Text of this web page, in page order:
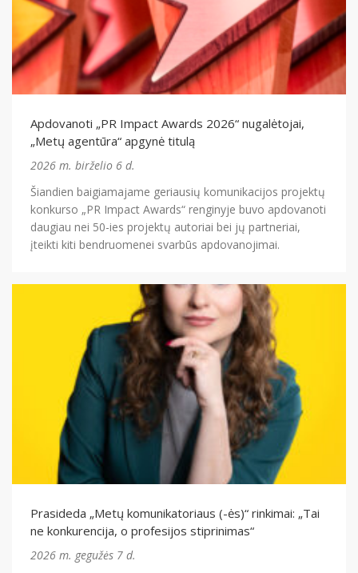
Mes
Narystė
Aktualijos
PR Impact Awards
Renginiai
Apie RsV
PRISIJUNGTI →
Pamiršote slaptažodį?Spauskite čia
Apdovanoti „PR Impact Awards 2026“ nugalėtojai,
„Metų agentūra“ apgynė titulą
2026 m. birželio 6 d.
Šiandien baigiamajame geriausių komunikacijos projektų
konkurso „PR Impact Awards“ renginyje buvo apdovanoti
daugiau nei 50-ies projektų autoriai bei jų partneriai,
įteikti kiti bendruomenei svarbūs apdovanojimai.
Prasideda „Metų komunikatoriaus (-ės)“ rinkimai: „Tai
ne konkurencija, o profesijos stiprinimas“
2026 m. gegužės 7 d.